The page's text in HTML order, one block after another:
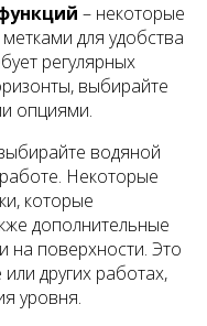
– некоторые
для удобства
регулярных
выбирайте
опциями.
водяной
Некоторые
которые
дополнительные
на поверхности. Это
других работах,
уровня.